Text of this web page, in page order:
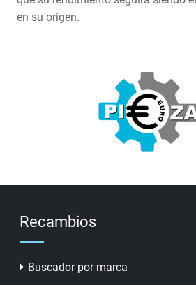
en su origen.
Recambios
Buscador por marca